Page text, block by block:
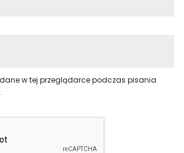
w tej przeglądarce podczas pisania